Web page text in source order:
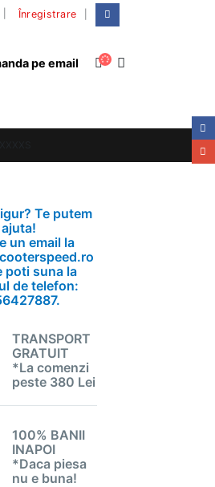
Înregistrare
pe email
Te putem
ajuta!
un email la
poti suna la
de telefon:
TRANSPORT
GRATUIT
*La comenzi
peste 380 Lei
100% BANII
INAPOI
*Daca piesa
nu e buna!